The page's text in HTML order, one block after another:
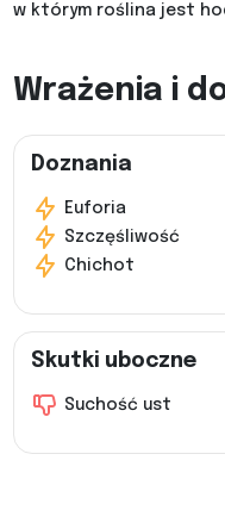
w którym roślina jest
Wrażenia i
Doznania
Euforia
Szczęśliwość
Chichot
Skutki uboczne
Suchość ust